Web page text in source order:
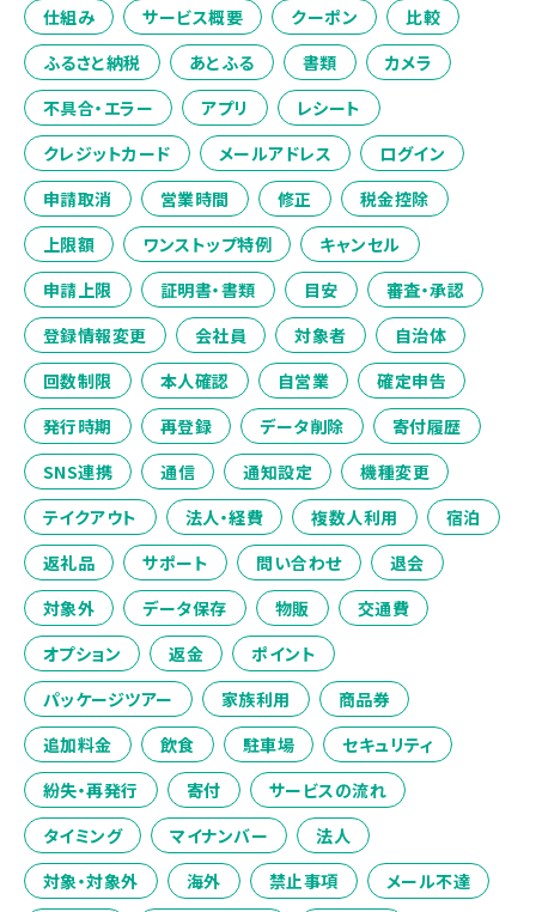
仕組み
サービス概要 クーポン
比較
ふるさと納税
あとふる 書類
カメラ
不具合・エラー
アプリ
レシート
クレジットカード
メールアドレス
ログイン
申請取消
営業時間 修正
税金控除
上限額
ワンストップ特例
キャンセル
申請上限
証明書・書類 目安
審査・承認
登録情報変更
会社員 対象者
自治体
回数制限
本人確認 自営業
確定申告
発行時期
再登録 データ削除
寄付履歴
SNS連携
通信 通知設定
機種変更
テイクアウト
法人・経費 複数人利用
宿泊
返礼品
サポート 問い合わせ
退会
対象外
データ保存 物販
交通費
オプション
返金
ポイント
パッケージツアー
家族利用
商品券
追加料金
飲食 駐車場
セキュリティ
紛失・再発行
寄付
サービスの流れ
タイミング
マイナンバー
法人
対象・対象外
海外 禁止事項
メール不達